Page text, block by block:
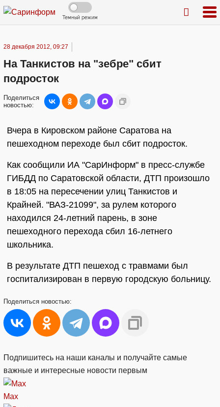
Темный режим
28 декабря 2012, 09:27
На Танкистов на "зебре" сбит
подросток
Поделиться
новостью:
Вчера в Кировском районе Саратова на
пешеходном переходе был сбит подросток.
Как сообщили ИА "СарИнформ" в пресс-службе
ГИБДД по Саратовской области, ДТП произошло
в 18:05 на пересечении улиц Танкистов и
Крайней. "ВАЗ-21099", за рулем которого
находился 24-летний парень, в зоне
пешеходного перехода сбил 16-летнего
школьника.
В результате ДТП пешеход с травмами был
госпитализирован в первую городскую больницу.
Поделиться новостью:
Подпишитесь на наши каналы и получайте самые
важные и интересные новости первым
Max